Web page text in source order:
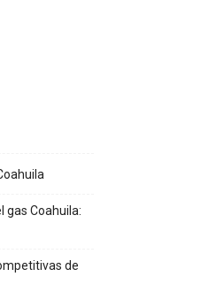
gas Coahuila:
de